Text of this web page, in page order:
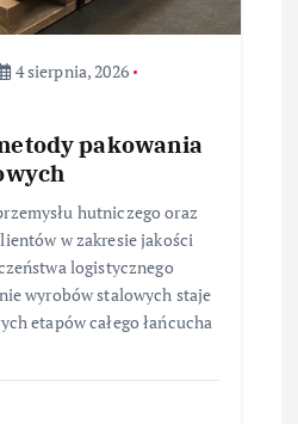
4 sierpnia, 2026
pakowania
hutniczego oraz
w zakresie jakości
logistycznego
wyrobów stalowych staje
etapów całego łańcucha